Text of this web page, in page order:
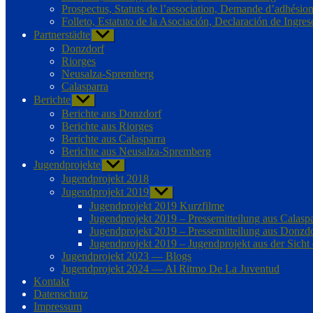
Prospectus, Statuts de l’association, Demande d’adhésion
Folleto, Estatuto de la Asociación, Declaración de
Partnerstädte Untermenü
anzeigen
Donzdorf
Riorges
Neusalza-Spremberg
Calasparra
Berichte Untermenü
anzeigen
Berichte aus Donzdorf
Berichte aus Riorges
Berichte aus Calasparra
Berichte aus Neusalza-Spremberg
Jugendprojekte Untermenü
anzeigen
Jugendprojekt 2018
Jugendprojekt 2019 Untermenü
anzeigen
Jugendprojekt 2019 Kurzfilme
Jugendprojekt 2019 – Pressemitteilung aus
Jugendprojekt 2019 – Pressemitteilung aus
Jugendprojekt 2019 – Jugendprojekt aus der Sicht
Jugendprojekt 2023 — Blogs
Jugendprojekt 2024 — Al Ritmo De La Juventud
Kontakt
Datenschutz
Impressum